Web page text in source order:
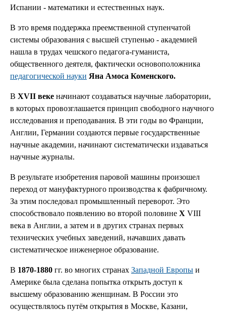
Испании - математики и естественных наук.
В это время поддержка преемственной ступенчатой
системы образования с высшей ступенью - академией
нашла в трудах чешского педагога-гуманиста,
общественного деятеля, фактически основоположника
педагогической науки Яна Амоса Коменского.
В XVII веке начинают создаваться научные лаборатории,
в которых провозглашается принцип свободного научного
исследования и преподавания. В эти годы во Франции,
Англии, Германии создаются первые государственные
научные академии, начинают систематически издаваться
научные журналы.
В результате изобретения паровой машины произошел
переход от мануфактурного производства к фабричному.
За этим последовал промышленный переворот. Это
способствовало появлению во второй половине X VIII
века в Англии, а затем и в других странах первых
технических учебных заведений, начавших давать
систематическое инженерное образование.
В 1870-1880 гг. во многих странах Западной Европы и
Америке была сделана попытка открыть доступ к
высшему образованию женщинам. В России это
осуществлялось путём открытия в Москве, Казани,